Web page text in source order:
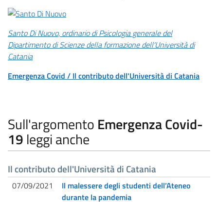
Santo Di Nuovo, ordinario di Psicologia generale del
Dipartimento di Scienze della formazione dell'Università di
Catania
Emergenza Covid / Il contributo dell'Università di Catania
Sull'argomento Emergenza Covid-
19 leggi anche
Il contributo dell'Università di Catania
07/09/2021
Il malessere degli studenti dell’Ateneo
durante la pandemia